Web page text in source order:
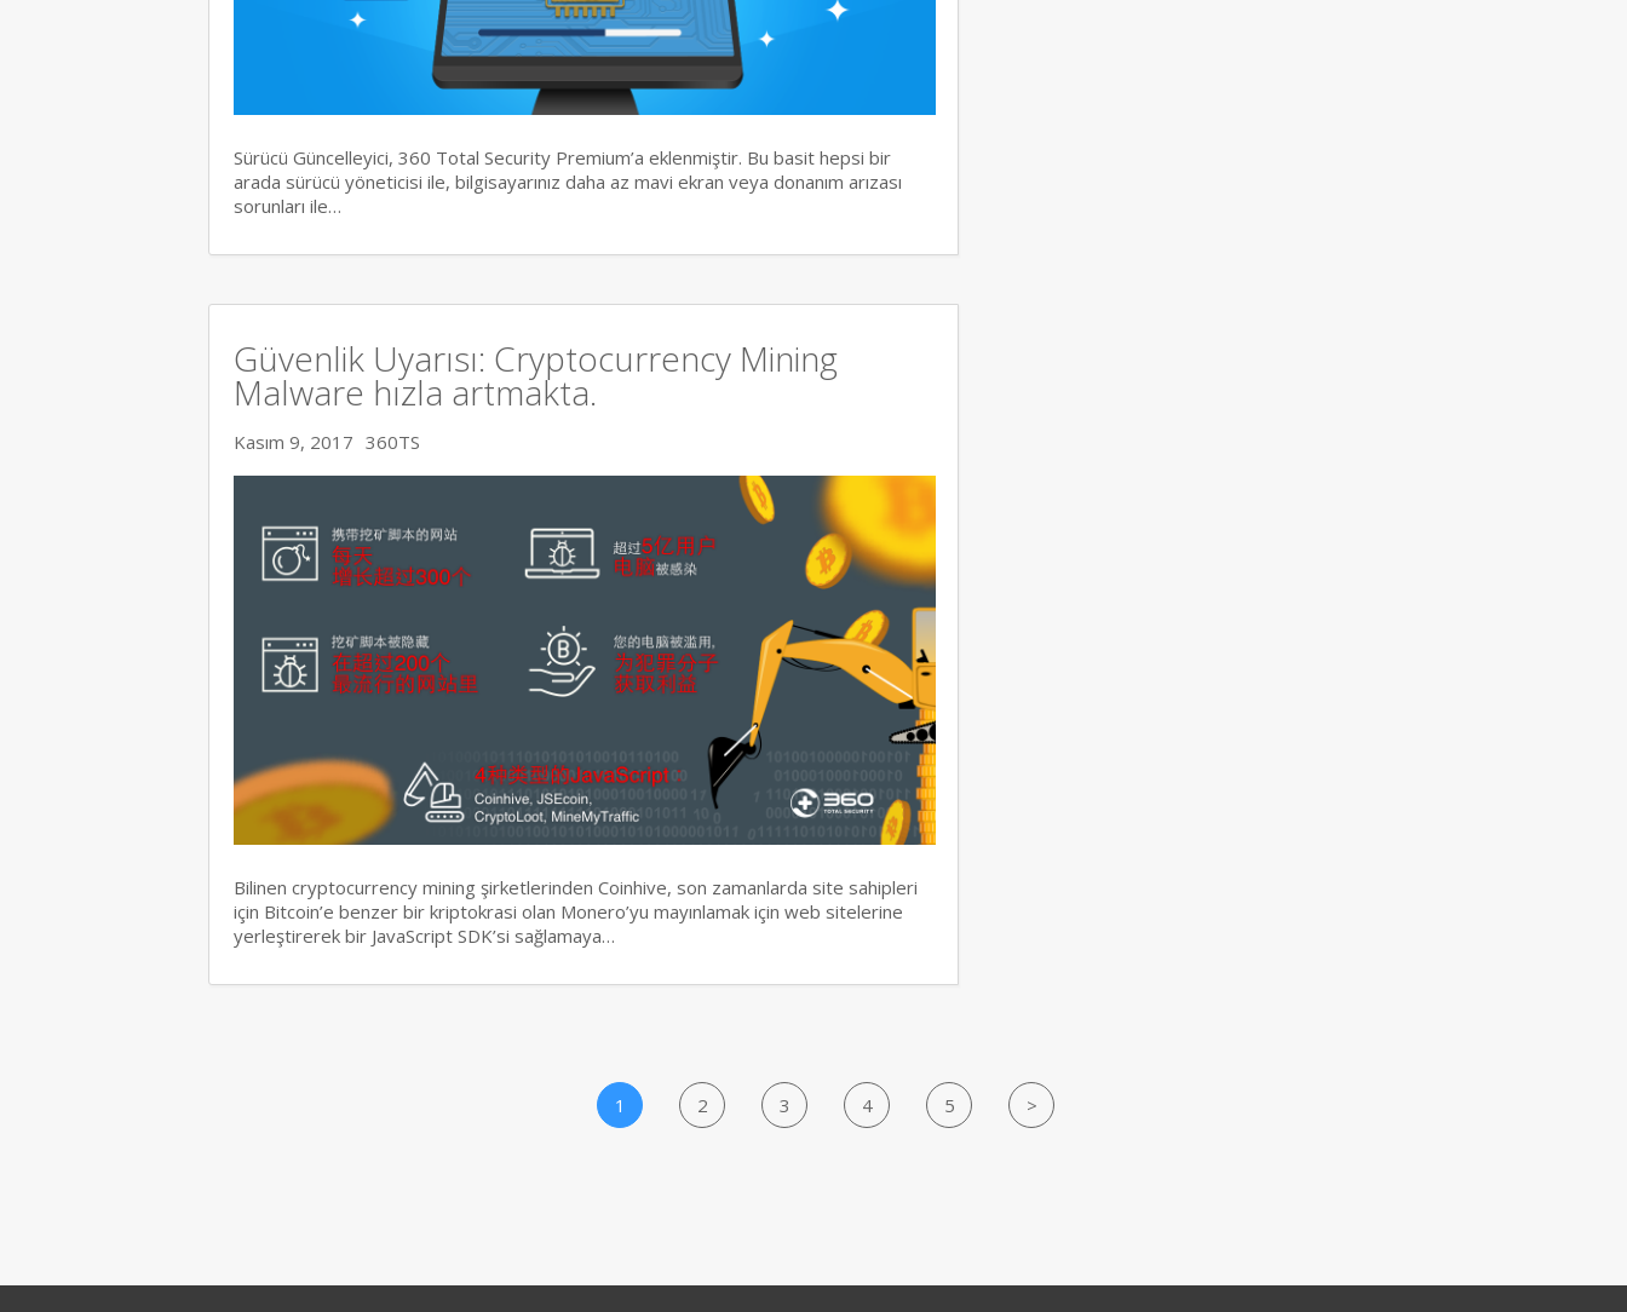
Sürücü Güncelleyici, 360 Total Security Premium’a eklenmiştir. Bu basit hepsi bir
arada sürücü yöneticisi ile, bilgisayarınız daha az mavi ekran veya donanım arızası
sorunları ile…
Güvenlik Uyarısı: Cryptocurrency Mining
Malware hızla artmakta.
Kasım 9, 2017 360TS
Bilinen cryptocurrency mining şirketlerinden Coinhive, son zamanlarda site sahipleri
için Bitcoin’e benzer bir kriptokrasi olan Monero’yu mayınlamak için web sitelerine
yerleştirerek bir JavaScript SDK’si sağlamaya…
1 2 3 4 5 >